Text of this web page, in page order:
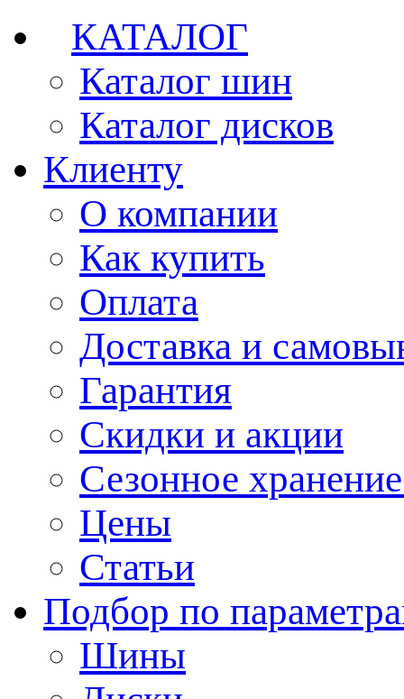
КАТАЛОГ
Каталог шин
Каталог дисков
Клиенту
О компании
Как купить
Оплата
Доставка и
Гарантия
Скидки и акции
Сезонное
Цены
Статьи
Подбор по
Шины